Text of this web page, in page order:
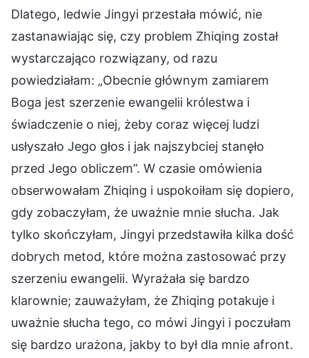
Dlatego, ledwie Jingyi przestała mówić, nie
zastanawiając się, czy problem Zhiqing został
wystarczająco rozwiązany, od razu
powiedziałam: „Obecnie głównym zamiarem
Boga jest szerzenie ewangelii królestwa i
świadczenie o niej, żeby coraz więcej ludzi
usłyszało Jego głos i jak najszybciej stanęło
przed Jego obliczem”. W czasie omówienia
obserwowałam Zhiqing i uspokoiłam się dopiero,
gdy zobaczyłam, że uważnie mnie słucha. Jak
tylko skończyłam, Jingyi przedstawiła kilka dość
dobrych metod, które można zastosować przy
szerzeniu ewangelii. Wyrażała się bardzo
klarownie; zauważyłam, że Zhiqing potakuje i
uważnie słucha tego, co mówi Jingyi i poczułam
się bardzo urażona, jakby to był dla mnie afront.